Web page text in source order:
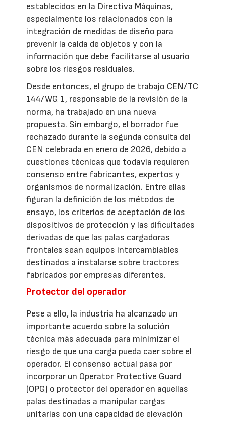
establecidos en la Directiva Máquinas,
especialmente los relacionados con la
integración de medidas de diseño para
prevenir la caída de objetos y con la
información que debe facilitarse al usuario
sobre los riesgos residuales.
Desde entonces, el grupo de trabajo CEN/TC
144/WG 1, responsable de la revisión de la
norma, ha trabajado en una nueva
propuesta. Sin embargo, el borrador fue
rechazado durante la segunda consulta del
CEN celebrada en enero de 2026, debido a
cuestiones técnicas que todavía requieren
consenso entre fabricantes, expertos y
organismos de normalización. Entre ellas
figuran la definición de los métodos de
ensayo, los criterios de aceptación de los
dispositivos de protección y las dificultades
derivadas de que las palas cargadoras
frontales sean equipos intercambiables
destinados a instalarse sobre tractores
fabricados por empresas diferentes.
Protector del operador
Pese a ello, la industria ha alcanzado un
importante acuerdo sobre la solución
técnica más adecuada para minimizar el
riesgo de que una carga pueda caer sobre el
operador. El consenso actual pasa por
incorporar un Operator Protective Guard
(OPG) o protector del operador en aquellas
palas destinadas a manipular cargas
unitarias con una capacidad de elevación